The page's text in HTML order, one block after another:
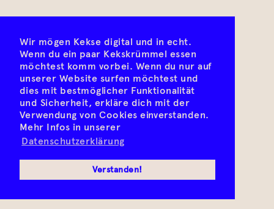
Wir mögen Kekse digital und in echt.
Wenn du ein paar Kekskrümmel essen
möchtest komm vorbei. Wenn du nur auf
unserer Website surfen möchtest und
dies mit bestmöglicher Funktionalität
und Sicherheit, erkläre dich mit der
Verwendung von Cookies einverstanden.
Mehr Infos in unserer
Datenschutzerklärung
Verstanden!